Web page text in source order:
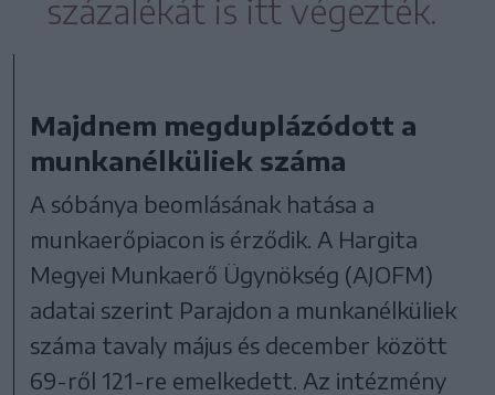
százalékát is itt végezték.
Majdnem megduplázódott a
munkanélküliek száma
A sóbánya beomlásának hatása a
munkaerőpiacon is érződik. A Hargita
Megyei Munkaerő Ügynökség (AJOFM)
adatai szerint Parajdon a munkanélküliek
száma tavaly május és december között
69-ről 121-re emelkedett. Az intézmény